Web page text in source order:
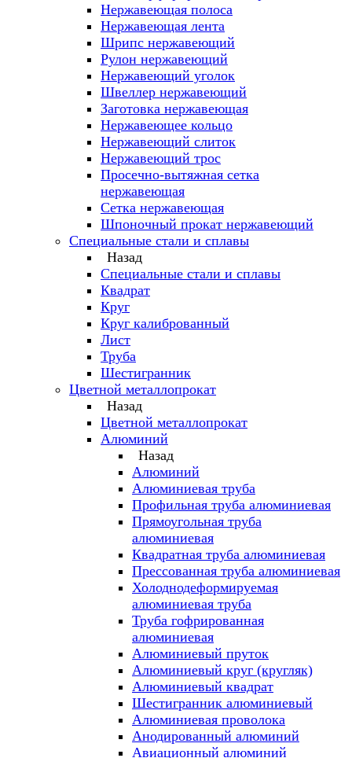
Нержавеющая полоса
Нержавеющая лента
Шрипс нержавеющий
Рулон нержавеющий
Нержавеющий уголок
Швеллер нержавеющий
Заготовка нержавеющая
Нержавеющее кольцо
Нержавеющий слиток
Нержавеющий трос
Просечно-вытяжная сетка
нержавеющая
Сетка нержавеющая
Шпоночный прокат нержавеющий
Специальные стали и сплавы
Назад
Специальные стали и сплавы
Квадрат
Круг
Круг калиброванный
Лист
Труба
Шестигранник
Цветной металлопрокат
Назад
Цветной металлопрокат
Алюминий
Назад
Алюминий
Алюминиевая труба
Профильная труба алюминиевая
Прямоугольная труба
алюминиевая
Квадратная труба алюминиевая
Прессованная труба алюминиевая
Холоднодеформируемая
алюминиевая труба
Труба гофрированная
алюминиевая
Алюминиевый пруток
Алюминиевый круг (кругляк)
Алюминиевый квадрат
Шестигранник алюминиевый
Алюминиевая проволока
Анодированный алюминий
Авиационный алюминий